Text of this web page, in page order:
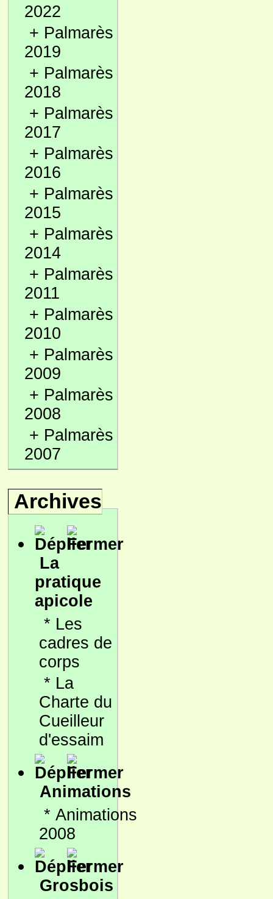
2022
+ Palmarès
2019
+ Palmarès
2018
+ Palmarès
2017
+ Palmarès
2016
+ Palmarès
2015
+ Palmarès
2014
+ Palmarès
2011
+ Palmarès
2010
+ Palmarès
2009
+ Palmarès
2008
+ Palmarès
2007
Archives
La
pratique
apicole
* Les
cadres de
corps
* La
Charte du
Cueilleur
d'essaim
Animations
* Animations
2008
Grosbois